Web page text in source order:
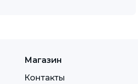
Магазин
Контакты